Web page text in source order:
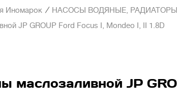
Иномарок / НАСОСЫ ВОДЯНЫЕ,
JP GROUP Ford Focus I, Mondeo I, II 1.8D
маслозаливной JP